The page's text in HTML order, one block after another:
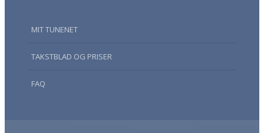
MIT TUNENET
TAKSTBLAD OG PRISER
FAQ